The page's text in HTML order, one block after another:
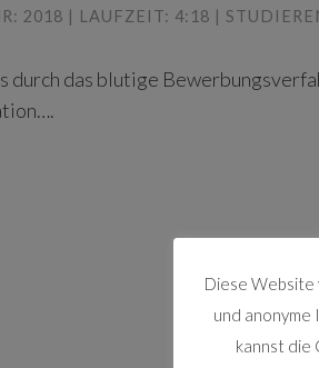
2018 | LAUFZEIT: 4:18 |
durch das blutige
Diese Website
und anonyme
kannst die